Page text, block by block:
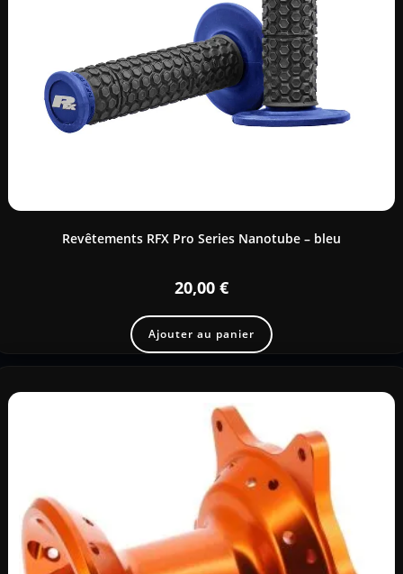
Revêtements RFX Pro Series Nanotube – bleu
20,00 €
Ajouter au panier